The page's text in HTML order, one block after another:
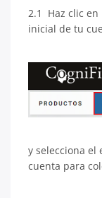
2.1 Haz clic en
inicial de tu
y selecciona
cuenta para